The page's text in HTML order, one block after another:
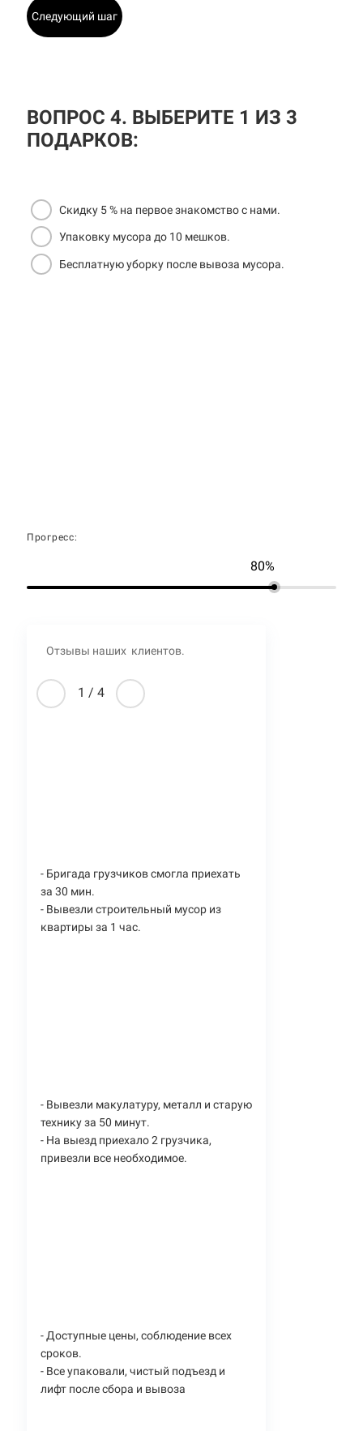
Следующий шаг
ВОПРОС 4. ВЫБЕРИТЕ 1 ИЗ 3
ПОДАРКОВ:
Скидку 5 % на первое знакомство с нами.
Упаковку мусора до 10 мешков.
Бесплатную уборку после вывоза мусора.
Прогресс:
80%
Отзывы наших клиентов.
1 / 4
- Бригада грузчиков смогла приехать
за 30 мин.
- Вывезли строительный мусор из
квартиры за 1 час.
- Вывезли макулатуру, металл и старую
технику за 50 минут.
- На выезд приехало 2 грузчика,
привезли все необходимое.
- Доступные цены, соблюдение всех
сроков.
- Все упаковали, чистый подъезд и
лифт после сбора и вывоза